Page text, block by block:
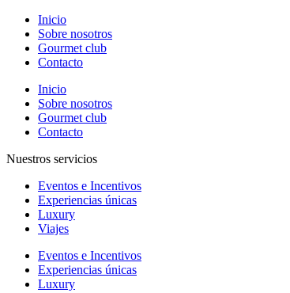
Inicio
Sobre nosotros
Gourmet club
Contacto
Inicio
Sobre nosotros
Gourmet club
Contacto
Nuestros servicios
Eventos e Incentivos
Experiencias únicas
Luxury
Viajes
Eventos e Incentivos
Experiencias únicas
Luxury